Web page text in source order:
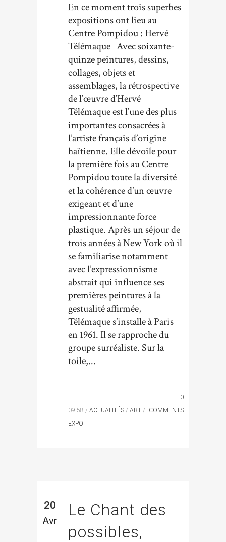
En ce moment trois superbes
expositions ont lieu au
Centre Pompidou : Hervé
Télémaque Avec soixante-
quinze peintures, dessins,
collages, objets et
assemblages, la rétrospective
de l’œuvre d’Hervé
Télémaque est l’une des plus
importantes consacrées à
l’artiste français d’origine
haïtienne. Elle dévoile pour
la première fois au Centre
Pompidou toute la diversité
et la cohérence d’un œuvre
exigeant et d’une
impressionnante force
plastique. Après un séjour de
trois années à New York où il
se familiarise notamment
avec l’expressionnisme
abstrait qui influence ses
premières peintures à la
gestualité affirmée,
Télémaque s’installe à Paris
en 1961. Il se rapproche du
groupe surréaliste. Sur la
toile,...
09:58 / ACTUALITÉS / ART /
EXPO
0
COMMENTS
20
Avr
Le Chant des
possibles,